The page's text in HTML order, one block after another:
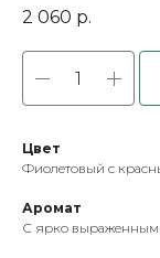
2 060 р.
Цвет
Фиолетовый с
Аромат
С ярко